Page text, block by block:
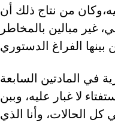
من نتاج ذلك أن
غير مبالين بالمخاطر
في المادتين السابعة
لا غبار عليه، وببن
الحالات، وأنا الذي